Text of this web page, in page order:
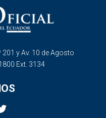
y Av. 10 de Agosto
Ext. 3134